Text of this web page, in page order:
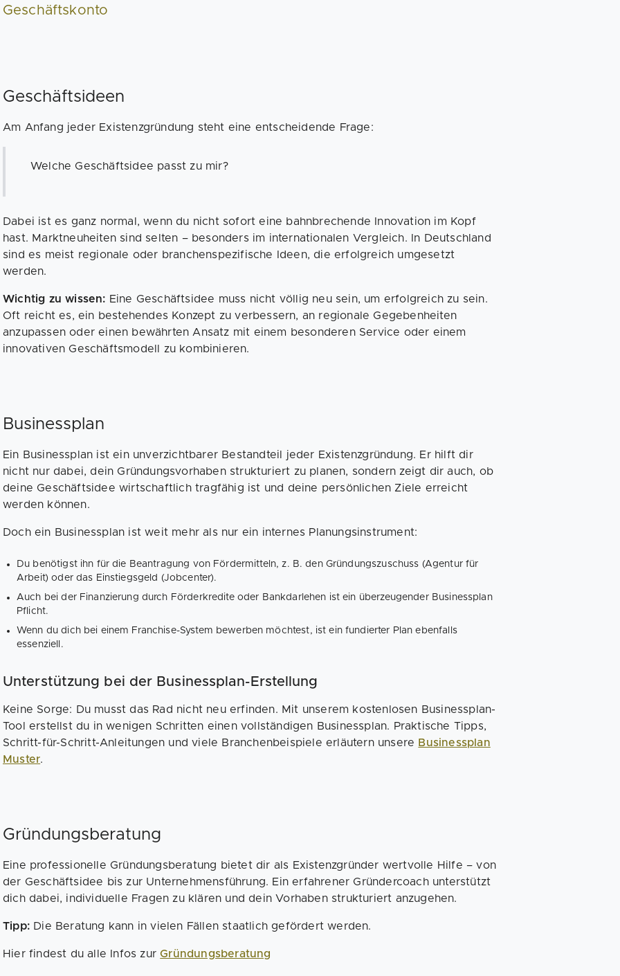
Geschäftskonto
Geschäftsideen
Am Anfang jeder Existenzgründung steht eine entscheidende Frage:
Welche Geschäftsidee passt zu mir?
Dabei ist es ganz normal, wenn du nicht sofort eine bahnbrechende Innovation im Kopf
hast. Marktneuheiten sind selten – besonders im internationalen Vergleich. In Deutschland
sind es meist regionale oder branchenspezifische Ideen, die erfolgreich umgesetzt
werden.
Wichtig zu wissen: Eine Geschäftsidee muss nicht völlig neu sein, um erfolgreich zu sein.
Oft reicht es, ein bestehendes Konzept zu verbessern, an regionale Gegebenheiten
anzupassen oder einen bewährten Ansatz mit einem besonderen Service oder einem
innovativen Geschäftsmodell zu kombinieren.
Businessplan
Ein Businessplan ist ein unverzichtbarer Bestandteil jeder Existenzgründung. Er hilft dir
nicht nur dabei, dein Gründungsvorhaben strukturiert zu planen, sondern zeigt dir auch, ob
deine Geschäftsidee wirtschaftlich tragfähig ist und deine persönlichen Ziele erreicht
werden können.
Doch ein Businessplan ist weit mehr als nur ein internes Planungsinstrument:
Du benötigst ihn für die Beantragung von Fördermitteln, z. B. den Gründungszuschuss (Agentur für
Arbeit) oder das Einstiegsgeld (Jobcenter).
Auch bei der Finanzierung durch Förderkredite oder Bankdarlehen ist ein überzeugender Businessplan
Pflicht.
Wenn du dich bei einem Franchise-System bewerben möchtest, ist ein fundierter Plan ebenfalls
essenziell.
Unterstützung bei der Businessplan-Erstellung
Keine Sorge: Du musst das Rad nicht neu erfinden. Mit unserem kostenlosen Businessplan-
Tool erstellst du in wenigen Schritten einen vollständigen Businessplan. Praktische Tipps,
Schritt-für-Schritt-Anleitungen und viele Branchenbeispiele erläutern unsere Businessplan
Muster.
Gründungsberatung
Eine professionelle Gründungsberatung bietet dir als Existenzgründer wertvolle Hilfe – von
der Geschäftsidee bis zur Unternehmensführung. Ein erfahrener Gründercoach unterstützt
dich dabei, individuelle Fragen zu klären und dein Vorhaben strukturiert anzugehen.
Tipp: Die Beratung kann in vielen Fällen staatlich gefördert werden.
Hier findest du alle Infos zurGründungsberatung